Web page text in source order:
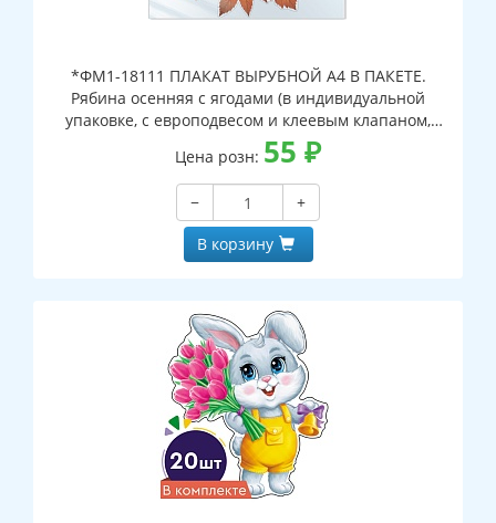
*ФМ1-18111 ПЛАКАТ ВЫРУБНОЙ А4 В ПАКЕТЕ.
Рябина осенняя с ягодами (в индивидуальной
упаковке, с европодвесом и клеевым клапаном,
двухсторонний, ВД-лак)
Цена розн: 55 ₽
−
+
В корзину